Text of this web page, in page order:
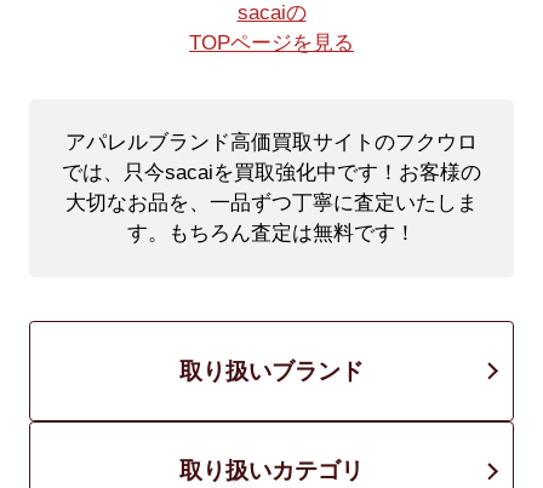
sacaiの
TOPページを見る
アパレルブランド高価買取サイトのフクウロ
では、只今sacaiを買取強化中です！ お客様の
大切なお品を、一品ずつ丁寧に査定いたしま
す。もちろん査定は無料です！
取り扱いブランド
取り扱いカテゴリ